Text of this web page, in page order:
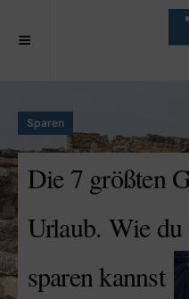
Sparen
Die 7 größten
Urlaub. Wie du
sparen kannst